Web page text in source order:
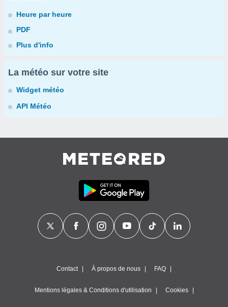
Heure par heure
PDF
Plus d'info
La météo sur votre site
Widget météo
API Météo
Contact À propos de nous FAQ
Mentions légales & Conditions d'utilisation Cookies